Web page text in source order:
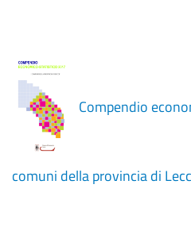
Compendio
comuni della provincia di